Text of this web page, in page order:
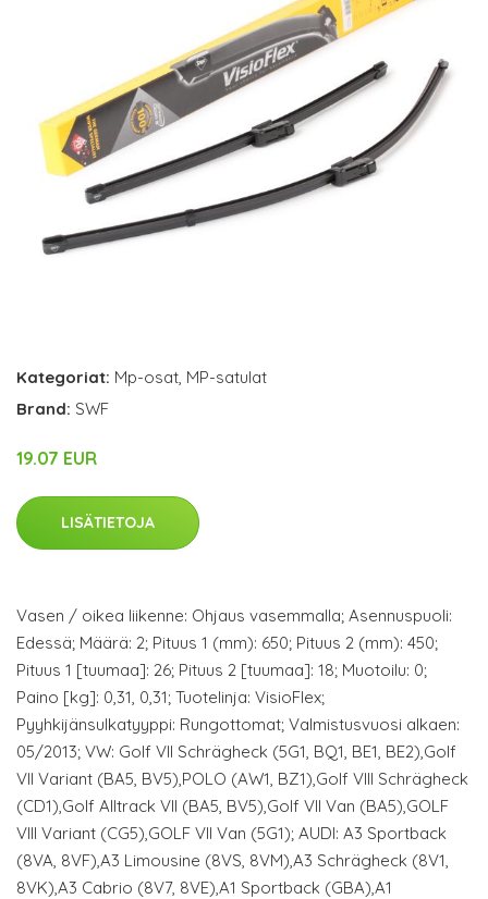
Kategoriat: Mp-osat, MP-satulat
Brand: SWF
19.07 EUR
LISÄTIETOJA
Vasen / oikea liikenne: Ohjaus vasemmalla; Asennuspuoli:
Edessä; Määrä: 2; Pituus 1 (mm): 650; Pituus 2 (mm): 450;
Pituus 1 [tuumaa]: 26; Pituus 2 [tuumaa]: 18; Muotoilu: 0;
Paino [kg]: 0,31, 0,31; Tuotelinja: VisioFlex;
Pyyhkijänsulkatyyppi: Rungottomat; Valmistusvuosi alkaen:
05/2013; VW: Golf VII Schrägheck (5G1, BQ1, BE1, BE2),Golf
VII Variant (BA5, BV5),POLO (AW1, BZ1),Golf VIII Schrägheck
(CD1),Golf Alltrack VII (BA5, BV5),Golf VII Van (BA5),GOLF
VIII Variant (CG5),GOLF VII Van (5G1); AUDI: A3 Sportback
(8VA, 8VF),A3 Limousine (8VS, 8VM),A3 Schrägheck (8V1,
8VK),A3 Cabrio (8V7, 8VE),A1 Sportback (GBA),A1